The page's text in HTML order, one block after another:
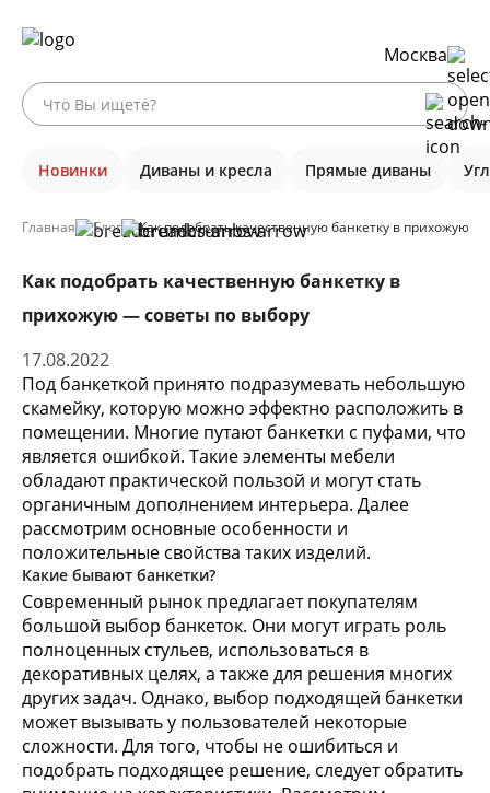
Москва
Новинки Диваны и кресла Прямые диваны
Главная Блог Как подобрать качественную банкетку в прихожую
Как подобрать качественную банкетку в
прихожую — советы по выбору
17.08.2022
Под банкеткой принято подразумевать небольшую
скамейку, которую можно эффектно расположить в
помещении. Многие путают банкетки с пуфами, что
является ошибкой. Такие элементы мебели
обладают практической пользой и могут стать
органичным дополнением интерьера. Далее
рассмотрим основные особенности и
положительные свойства таких изделий.
Какие бывают банкетки?
Современный рынок предлагает покупателям
большой выбор банкеток. Они могут играть роль
полноценных стульев, использоваться в
декоративных целях, а также для решения многих
других задач. Однако, выбор подходящей банкетки
может вызывать у пользователей некоторые
сложности. Для того, чтобы не ошибиться и
подобрать подходящее решение, следует обратить